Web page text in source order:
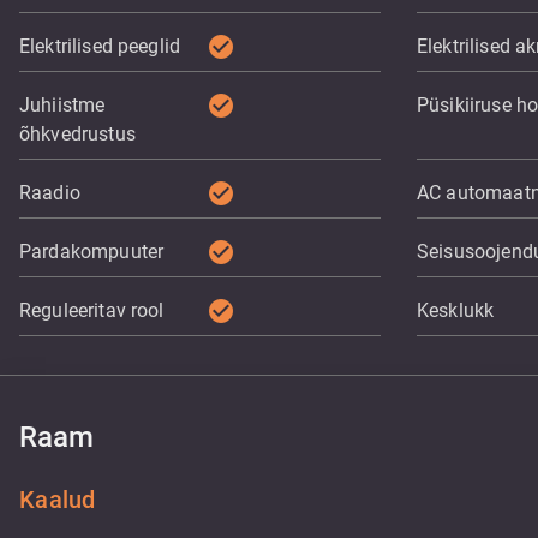
Elektrilised peeglid check_circle Elektrilised
Juhiistme
õhkvedrustus
check_circle Püsikiiruse
Raadio check_circle AC
Pardakompuuter check_circle
Reguleeritav rool check_circle Kesklukk
Raam
Kaalud